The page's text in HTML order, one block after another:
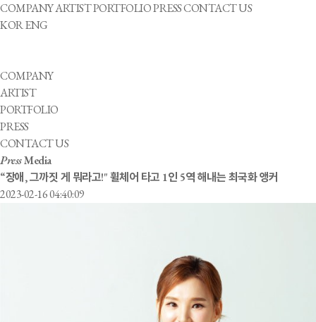
COMPANYARTISTPORTFOLIOPRESSCONTACT US
KORENG
COMPANY
ARTIST
PORTFOLIO
PRESS
CONTACT US
PressMedia
“장애, 그까짓 게 뭐라고!" 휠체어 타고 1인 5역 해내는 최국화 앵커
2023-02-16 04:40:09